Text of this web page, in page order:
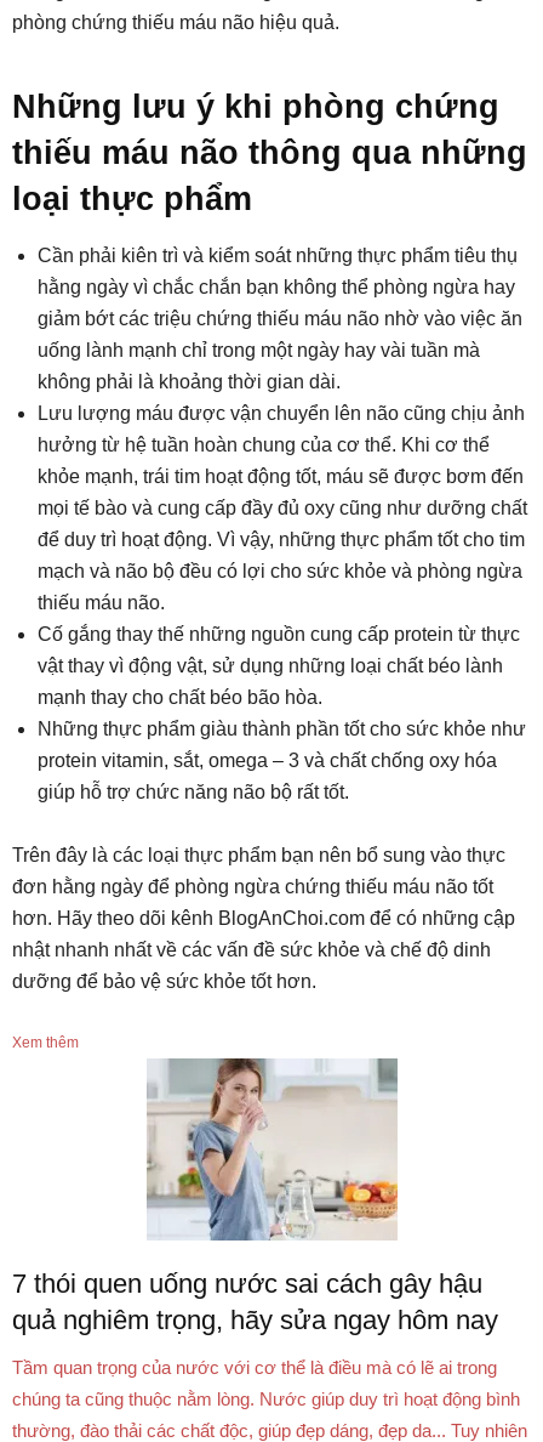
phòng chứng thiếu máu não hiệu quả.
Những lưu ý khi phòng chứng
thiếu máu não thông qua những
loại thực phẩm
Cần phải kiên trì và kiểm soát những thực phẩm tiêu thụ
hằng ngày vì chắc chắn bạn không thể phòng ngừa hay
giảm bớt các triệu chứng thiếu máu não nhờ vào việc ăn
uống lành mạnh chỉ trong một ngày hay vài tuần mà
không phải là khoảng thời gian dài.
Lưu lượng máu được vận chuyển lên não cũng chịu ảnh
hưởng từ hệ tuần hoàn chung của cơ thể. Khi cơ thể
khỏe mạnh, trái tim hoạt động tốt, máu sẽ được bơm đến
mọi tế bào và cung cấp đầy đủ oxy cũng như dưỡng chất
để duy trì hoạt động. Vì vậy, những thực phẩm tốt cho tim
mạch và não bộ đều có lợi cho sức khỏe và phòng ngừa
thiếu máu não.
Cố gắng thay thế những nguồn cung cấp protein từ thực
vật thay vì động vật, sử dụng những loại chất béo lành
mạnh thay cho chất béo bão hòa.
Những thực phẩm giàu thành phần tốt cho sức khỏe như
protein vitamin, sắt, omega – 3 và chất chống oxy hóa
giúp hỗ trợ chức năng não bộ rất tốt.
Trên đây là các loại thực phẩm bạn nên bổ sung vào thực
đơn hằng ngày để phòng ngừa chứng thiếu máu não tốt
hơn. Hãy theo dõi kênh BlogAnChoi.com để có những cập
nhật nhanh nhất về các vấn đề sức khỏe và chế độ dinh
dưỡng để bảo vệ sức khỏe tốt hơn.
Xem thêm
7 thói quen uống nước sai cách gây hậu
quả nghiêm trọng, hãy sửa ngay hôm nay
Tầm quan trọng của nước với cơ thể là điều mà có lẽ ai trong
chúng ta cũng thuộc nằm lòng. Nước giúp duy trì hoạt động bình
thường, đào thải các chất độc, giúp đẹp dáng, đẹp da... Tuy nhiên